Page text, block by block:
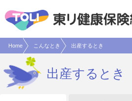
Home こんなとき 出産するとき
出産するとき